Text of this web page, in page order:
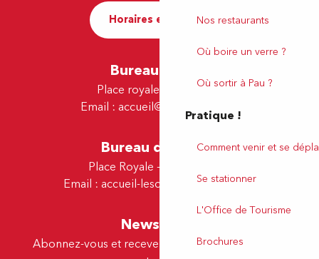
Nos restaurants
Où boire un verre ?
Où sortir à Pau ?
Pratique !
Comment venir et se
Se stationner
L'Office de Tourisme
Brochures
Horaires et contact
Bureau de Pau
Place royale - 64000 Pau
Email : accueil@tourismepau.fr
Bureau de Lescar
Place Royale - 64230 Lescar
Email : accueil-lescar@tourismepau.fr
Newsletter
Abonnez-vous et recevez par e-mail nos offres et